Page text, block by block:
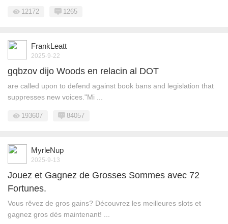
12172 1265
FrankLeatt
2025-9-22
gqbzov dijo Woods en relacin al DOT
are called upon to defend against book bans and legislation that
suppresses new voices."Mi ...
193607 84057
MyrleNup
2025-9-13
Jouez et Gagnez de Grosses Sommes avec 72
Fortunes.
Vous rêvez de gros gains? Découvrez les meilleures slots et
gagnez gros dès maintenant! ...